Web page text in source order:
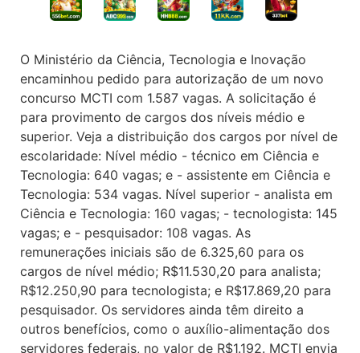
O Ministério da Ciência, Tecnologia e Inovação
encaminhou pedido para autorização de um novo
concurso MCTI com 1.587 vagas. A solicitação é
para provimento de cargos dos níveis médio e
superior. Veja a distribuição dos cargos por nível de
escolaridade: Nível médio - técnico em Ciência e
Tecnologia: 640 vagas; e - assistente em Ciência e
Tecnologia: 534 vagas. Nível superior - analista em
Ciência e Tecnologia: 160 vagas; - tecnologista: 145
vagas; e - pesquisador: 108 vagas. As
remunerações iniciais são de 6.325,60 para os
cargos de nível médio; R$11.530,20 para analista;
R$12.250,90 para tecnologista; e R$17.869,20 para
pesquisador. Os servidores ainda têm direito a
outros benefícios, como o auxílio-alimentação dos
servidores federais, no valor de R$1.192. MCTI envia